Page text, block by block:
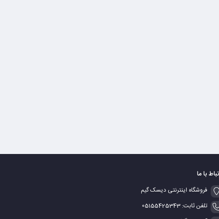
با ما
فروشگاه اینترنتی دیسک گیم
تلفن ثابت: 05155425343